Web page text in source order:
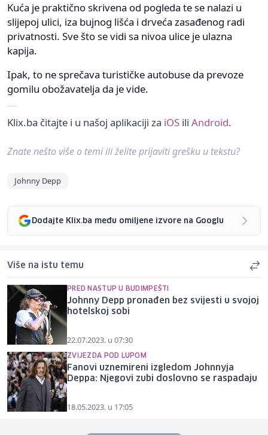
Kuća je praktično skrivena od pogleda te se nalazi u
slijepoj ulici, iza bujnog lišća i drveća zasađenog radi
privatnosti. Sve što se vidi sa nivoa ulice je ulazna
kapija.
Ipak, to ne sprečava turističke autobuse da prevoze
gomilu obožavatelja da je vide.
Klix.ba čitajte i u našoj aplikaciji za iOS ili Android.
Znate nešto više o temi ili želite prijaviti grešku u tekstu?
Johnny Depp
Dodajte Klix.ba među omiljene izvore na Googlu
Više na istu temu
PRED NASTUP U BUDIMPEŠTI
Johnny Depp pronađen bez svijesti u svojoj
hotelskoj sobi
22.07.2023. u 07:30
ZVIJEZDA POD LUPOM
Fanovi uznemireni izgledom Johnnyja
Deppa: Njegovi zubi doslovno se raspadaju
18.05.2023. u 17:05